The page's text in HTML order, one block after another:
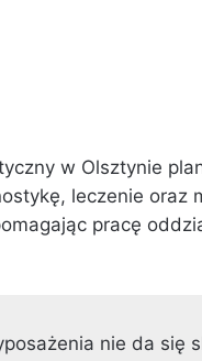
w Olsztynie
leczenie oraz
pracę
nie da się